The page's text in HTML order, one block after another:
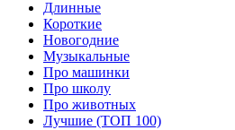
Длинные
Короткие
Новогодние
Музыкальные
Про машинки
Про школу
Про животных
Лучшие (ТОП 100)